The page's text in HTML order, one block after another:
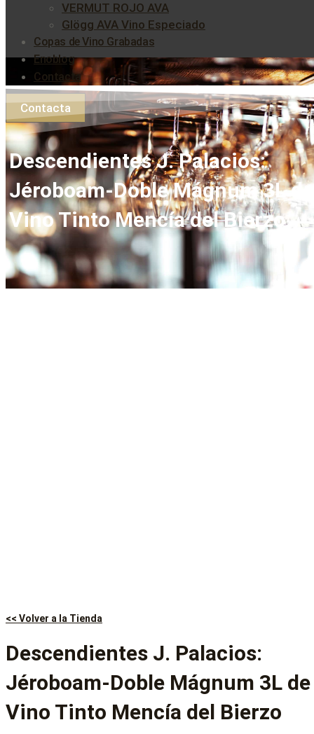
VERMUT ROJO AVA
Glögg AVA Vino Especiado
Copas de Vino Grabadas
Enoblog
Contacta
Contacta
Descendientes J. Palacios:
Jéroboam-Doble Mágnum 3L de
Vino Tinto Mencía del Bierzo
<< Volver a la Tienda
Descendientes J. Palacios:
Jéroboam-Doble Mágnum 3L de
Vino Tinto Mencía del Bierzo